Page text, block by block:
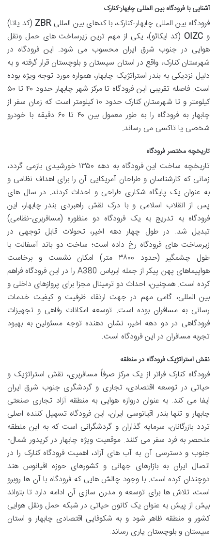
آشنایی با فرودگاه بین المللی چابهار-کنارک
فرودگاه بین المللی چابهار-کنارک، با کدهای بین المللیZBR (کد یاتا)
و OIZC(کد ایکائو)، یکی از مهم ترین زیرساخت های حمل ونقل
هوایی در جنوب شرق ایران محسوب می شود. این فرودگاه در
شهرستان کنارک، واقع در استان سیستان و بلوچستان قرار گرفته و به
دلیل نزدیکی به بندر استراتژیک چابهار، همواره مورد توجه ویژه بوده
است. فاصله تقریبی این فرودگاه تا مرکز شهر چابهار حدود ۴۰ تا ۵۰
کیلومتر و تا شهرستان کنارک حدود ۱۰ کیلومتر است که زمان سفر از
چابهار به فرودگاه را به طور معمول بین ۴۰ تا ۶۰ دقیقه با خودرو
شخصی یا تاکسی می رساند.
تاریخچه مختصر فرودگاه
تاریخچه ساخت این فرودگاه به دهه ۱۳۵۰ خورشیدی بازمی گردد،
زمانی که کارشناسان و طراحان آمریکایی آن را برای اهداف نظامی و
به عنوان یک پایگاه شکاری طراحی و احداث کردند. در سال های
پس از انقلاب اسلامی و با درک نقش راهبردی بندر چابهار، این
فرودگاه به تدریج به یک فرودگاه دو منظوره (مسافربری-نظامی)
تبدیل شد. در طول چهار دهه اخیر، تحولات قابل توجهی در
زیرساخت های فرودگاه رخ داده است؛ ساخت دو باند آسفالت با
طول چشمگیر (حدود ۳۸۰۰ متر) امکان نشست و برخاست
هواپیماهای پهن پیکر از جمله ایرباس A380 را در این فرودگاه فراهم
کرده است. همچنین، احداث دو ترمینال مجزا برای پروازهای داخلی و
بین المللی، گامی مهم در جهت ارتقاء ظرفیت و کیفیت خدمات
رسانی به مسافران بوده است. توسعه امکانات رفاهی و تجهیزات
فرودگاهی در دو دهه اخیر، نشان دهنده توجه مسئولین به بهبود
تجربه مسافران در این فرودگاه است.
نقش استراتژیک فرودگاه در منطقه
فرودگاه کنارک فراتر از یک مرکز صرفاً مسافربری، نقش استراتژیک و
حیاتی در توسعه اقتصادی، تجاری و گردشگری جنوب شرق ایران
ایفا می کند. به عنوان دروازه هوایی به منطقه آزاد تجاری صنعتی
چابهار و تنها بندر اقیانوسی ایران، این فرودگاه تسهیل کننده اصلی
تردد بازرگانان، سرمایه گذاران و گردشگرانی است که به این منطقه
منحصر به فرد سفر می کنند. موقعیت ویژه چابهار در کریدور شمال-
جنوب و دسترسی آن به آب های آزاد، اهمیت فرودگاه کنارک را در
اتصال ایران به بازارهای جهانی و کشورهای حوزه اقیانوس هند
دوچندان کرده است. با وجود چالش هایی که فرودگاه با آن ها روبرو
است، تلاش ها برای توسعه و مدرن سازی آن ادامه دارد تا بتواند
بیش از پیش به عنوان یک کانون حیاتی در شبکه حمل ونقل هوایی
کشور و منطقه ظاهر شود و به شکوفایی اقتصادی چابهار و استان
سیستان و بلوچستان یاری رساند.